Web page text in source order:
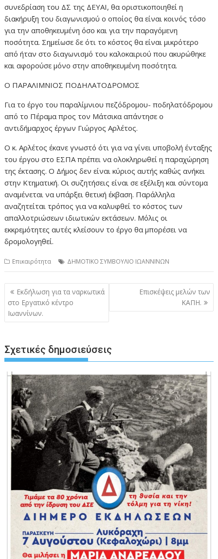
συνεδρίαση του ΔΣ της ΔΕΥΑΙ, θα οριστικοποιηθεί η
διακήρυξη του διαγωνισμού ο οποίος θα είναι κοινός τόσο
για την αποθηκευμένη όσο και για την παραγόμενη
ποσότητα. Σημείωσε δε ότι το κόστος θα είναι μικρότερο
από ήταν στο διαγωνισμό του καλοκαιριού που ακυρώθηκε
και αφορούσε μόνο στην αποθηκευμένη ποσότητα.
Ο ΠΑΡΑΛΙΜΝΙΟΣ ΠΟΔΗΛΑΤΟΔΡΟΜΟΣ
Για το έργο του παραλίμνιου πεζόδρομου- ποδηλατόδρομου
από το Πέραμα προς τον Μάτσικα απάντησε ο
αντιδήμαρχος έργων Γιώργος Αρλέτος.
Ο κ. Αρλέτος έκανε γνωστό ότι για να γίνει υποβολή ένταξης
του έργου στο ΕΣΠΑ πρέπει να ολοκληρωθεί η παραχώρηση
της έκτασης. Ο Δήμος δεν είναι κύριος αυτής καθώς ανήκει
στην Κτηματική. Οι συζητήσεις είναι σε εξέλιξη και σύντομα
αναμένεται να υπάρξει θετική έκβαση. Παράλληλα
αναζητείται τρόπος για να καλυφθεί το κόστος των
απαλλοτριώσεων ιδιωτικών εκτάσεων. Μόλις οι
εκκρεμότητες αυτές κλείσουν το έργο θα μπορέσει να
δρομολογηθεί.
Επικαιρότητα ΔΗΜΟΤΙΚΟ ΣΥΜΒΟΥΛΙΟ ΙΩΑΝΝΙΝΩΝ
Πλοήγηση
άρθρων
Εκδήλωση για τα ναρκωτικά
στο Εργατικό κέντρο
Ιωαννίνων.
Επισκέψεις μελών των
ΚΑΠΗ.
Σχετικές δημοσιεύσεις